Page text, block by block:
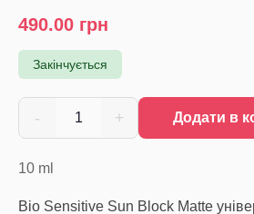
490.00 грн
Закінчується
- 1 + Додати в
10 ml
Bio Sensitive Sun Block Matte